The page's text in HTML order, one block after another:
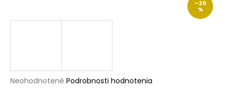
Priemerné
Neohodnotené Podrobnosti hodnotenia
–20
%
j
?